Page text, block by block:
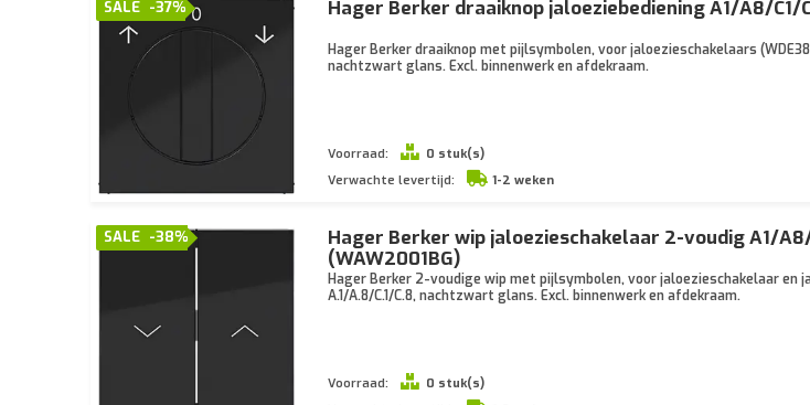
-37%
SALE Hager Berker draaiknop jaloeziebediening A1/A8/C1/
Hager Berker draaiknop met pijlsymbolen, voor jaloezieschakelaars
nachtzwart glans. Excl. binnenwerk en afdekraam.
Voorraad:
0 stuk(s)
Verwachte levertijd:
1-2 weken
-38%
SALE
Hager Berker wip jaloezieschakelaar 2-voudig A1/
(WAW2001BG)
Hager Berker 2-voudige wip met pijlsymbolen, voor jaloezieschakelaar en
A.1/A.8/C.1/C.8, nachtzwart glans. Excl. binnenwerk en afdekraam.
Voorraad:
0 stuk(s)